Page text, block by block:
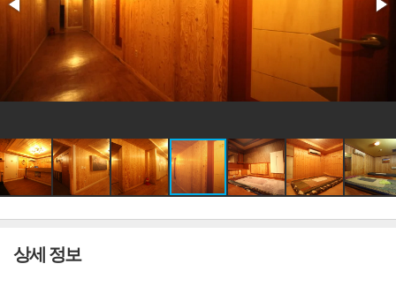
상세 정보